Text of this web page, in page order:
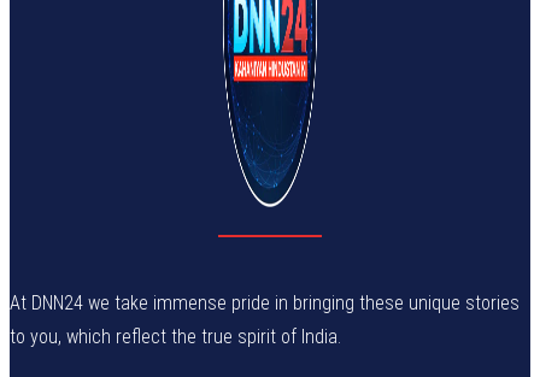
At DNN24 we take immense pride in bringing these unique stories
to you, which reflect the true spirit of India.